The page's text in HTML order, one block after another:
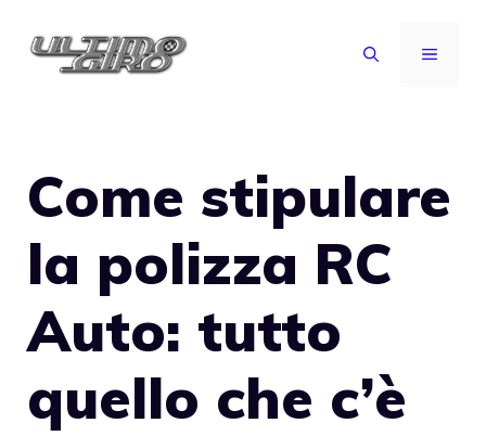
MENU
Come stipulare
la polizza RC
Auto: tutto
quello che c’è